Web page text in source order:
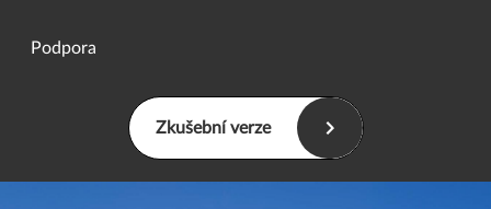
Podpora
Zkušební verze